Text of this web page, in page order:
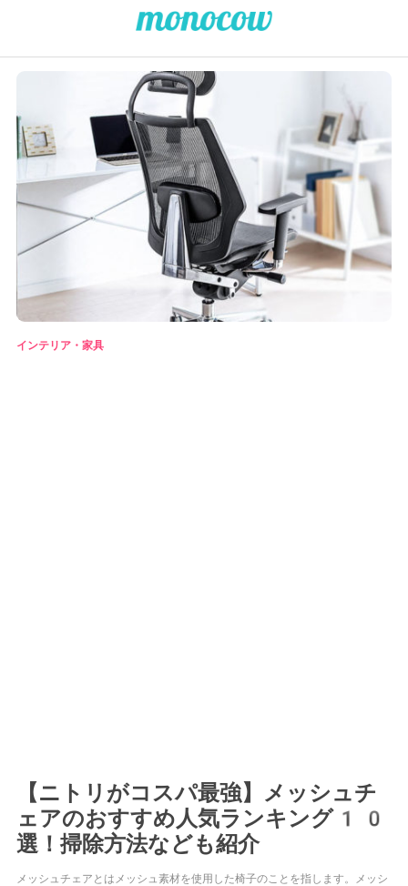
インテリア・家具
【ニトリがコスパ最強】メッシュチ
ェアのおすすめ人気ランキング10
選！掃除方法なども紹介
メッシュチェアとはメッシュ素材を使用した椅子のことを指します。メッシ